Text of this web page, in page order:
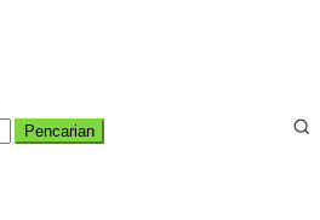
Pencarian